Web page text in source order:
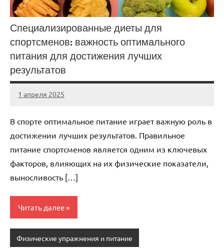
Специализированные диеты для
спортсменов: важность оптимального
питания для достижения лучших
результатов
1 апреля 2025
biewerplanet
Нет
В спорте оптимальное питание играет важную роль в
достижении лучших результатов. Правильное
питание спортсменов является одним из ключевых
факторов, влияющих на их физические показатели,
выносливость […]
Читать далее
Физические упражнения и питание